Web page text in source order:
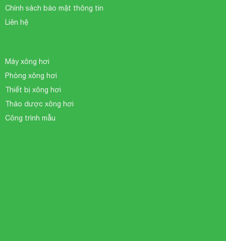
Chính sách bảo mật thông tin
Liên hệ
Máy xông hơi
Phòng xông hơi
Thiết bị xông hơi
Thảo dược xông hơi
Công trình mẫu